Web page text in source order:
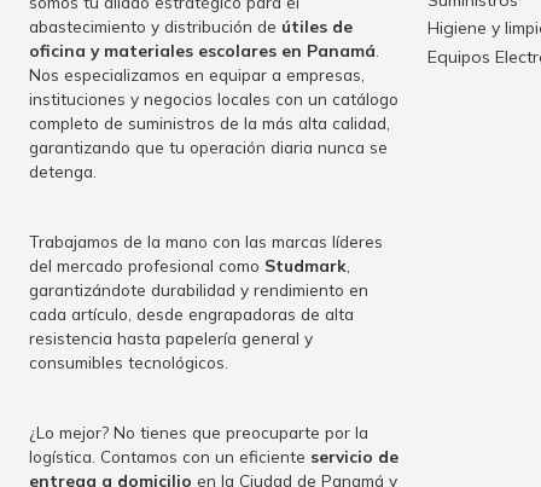
abastecimiento y distribución de útiles de
oficina y materiales escolares en Panamá
Nos especializamos en equipar a empresas,
instituciones y negocios locales con un catálogo
completo de suministros de la más alta calidad,
garantizando que tu operación diaria nunca se
detenga.
Trabajamos de la mano con las marcas líderes
del mercado profesional como Studmark
garantizándote durabilidad y rendimiento en
cada artículo, desde engrapadoras de alta
resistencia hasta papelería general y
consumibles tecnológicos.
¿Lo mejor? No tienes que preocuparte por la
logística. Contamos con un eficiente servicio de
entrega a domicilio en la Ciudad de Panamá y
Higiene y
Equipos